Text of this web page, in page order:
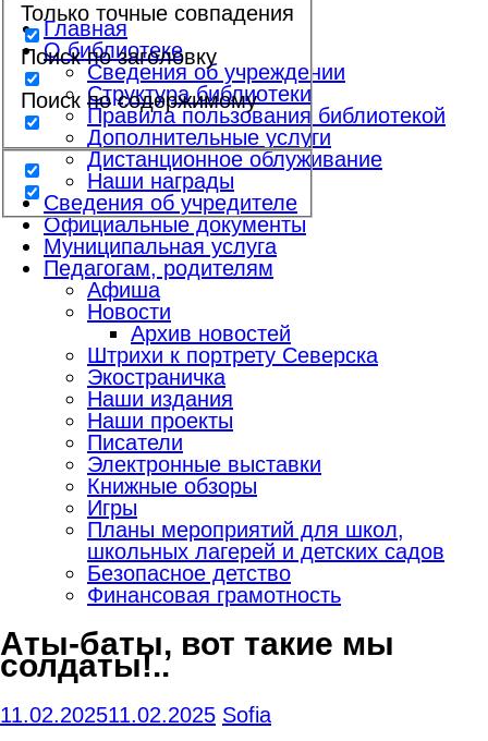
Только точные совпадения
Поиск по заголовку
Поиск по содержимому
Главная
О библиотеке
Сведения об учреждении
Структура библиотеки
Правила пользования библиотекой
Дополнительные услуги
Дистанционное облуживание
Наши награды
Сведения об учредителе
Официальные документы
Муниципальная услуга
Педагогам, родителям
Афиша
Новости
Архив новостей
Штрихи к портрету Северска
Экостраничка
Наши издания
Наши проекты
Писатели
Электронные выставки
Книжные обзоры
Игры
Планы мероприятий для школ,
школьных лагерей и детских садов
Безопасное детство
Финансовая грамотность
Аты-баты, вот такие мы
солдаты!..
11.02.202511.02.2025 Sofia